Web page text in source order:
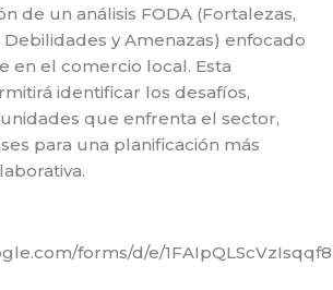
de un análisis FODA (Fortalezas,
y Amenazas) enfocado
en el comercio local. Esta
identificar los desafíos,
que enfrenta el sector,
para una planificación más
forms/d/e/